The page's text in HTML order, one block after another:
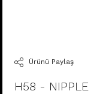
Ürünü Paylaş
H58 - NIPPLE